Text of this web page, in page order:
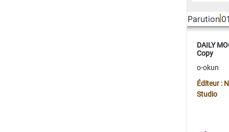
Parution
DAILY
Copy
o-okun
Éditeur :
Studio